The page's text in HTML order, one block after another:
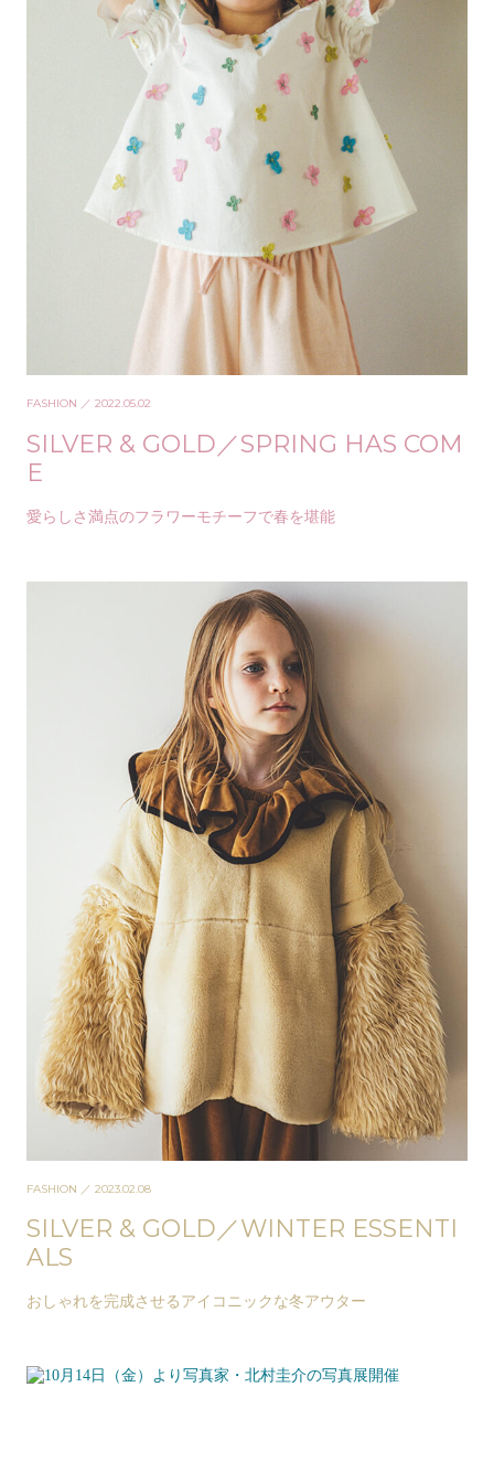
FASHION ／ 2022.05.02
SILVER & GOLD／SPRING HAS COM
E
愛らしさ満点のフラワーモチーフで春を堪能
FASHION ／ 2023.02.08
SILVER & GOLD／WINTER ESSENTI
ALS
おしゃれを完成させるアイコニックな冬アウター